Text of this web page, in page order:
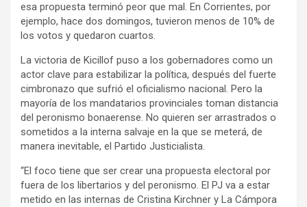
esa propuesta terminó peor que mal. En Corrientes, por
ejemplo, hace dos domingos, tuvieron menos de 10% de
los votos y quedaron cuartos.
La victoria de Kicillof puso a los gobernadores como un
actor clave para estabilizar la política, después del fuerte
cimbronazo que sufrió el oficialismo nacional. Pero la
mayoría de los mandatarios provinciales toman distancia
del peronismo bonaerense. No quieren ser arrastrados o
sometidos a la interna salvaje en la que se meterá, de
manera inevitable, el Partido Justicialista.
“El foco tiene que ser crear una propuesta electoral por
fuera de los libertarios y del peronismo. El PJ va a estar
metido en las internas de Cristina Kirchner y La Cámpora